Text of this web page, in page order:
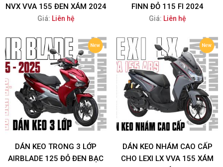
NVX VVA 155 ĐEN XÁM 2024
Giá: Liên hệ
FINN ĐỎ 115 FI 2024
Giá: Liên hệ
DÁN KEO TRONG 3 LỚP
AIRBLADE 125 ĐỎ ĐEN BẠC
DÁN KEO NHÁM CAO CẤP
CHO LEXI LX VVA 155 XÁM